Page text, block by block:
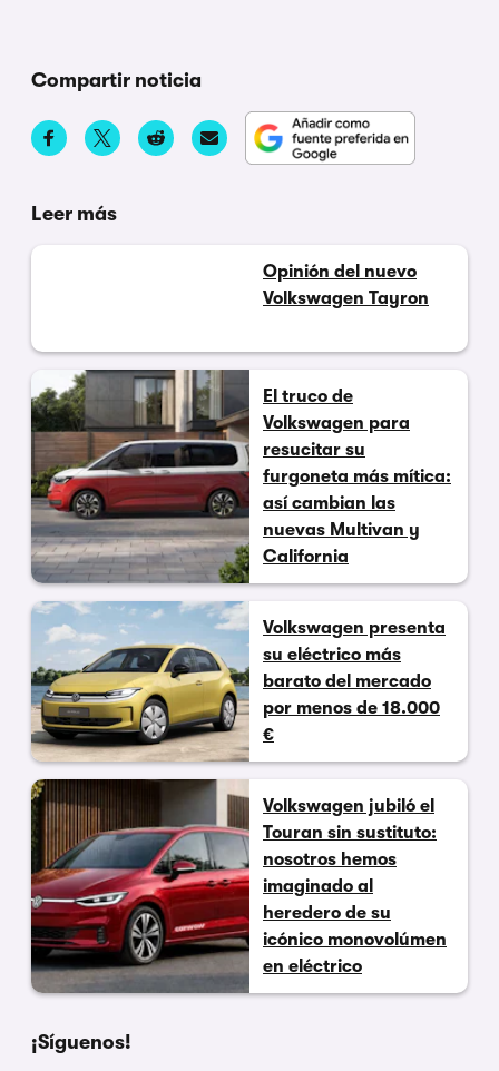
Compartir noticia
Leer más
Opinión del nuevo
Volkswagen Tayron
El truco de
Volkswagen para
resucitar su
furgoneta más mítica:
así cambian las
nuevas Multivan y
California
Volkswagen presenta
su eléctrico más
barato del mercado
por menos de 18.000
€
Volkswagen jubiló el
Touran sin sustituto:
nosotros hemos
imaginado al
heredero de su
icónico monovolúmen
en eléctrico
¡Síguenos!